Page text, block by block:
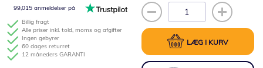
LÆG I KURV
Billig fragt
Alle priser inkl. told, moms og afgifter
Ingen gebyrer
60 dages returret
12 måneders GARANTI
99,015 anmeldelser på